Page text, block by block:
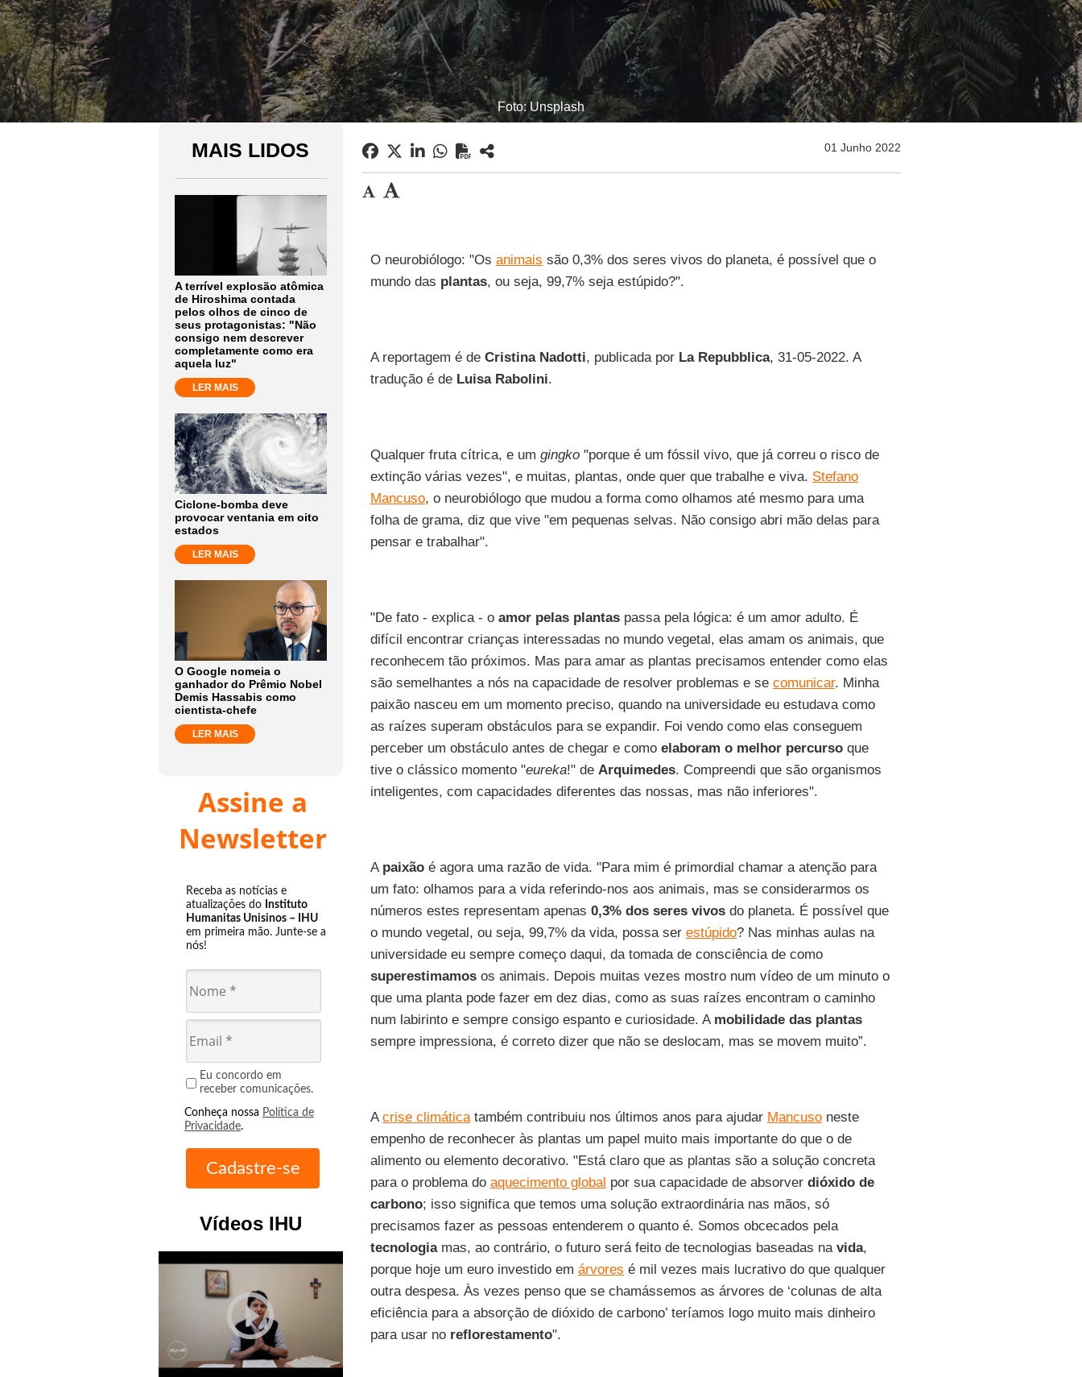
Foto: Unsplash
MAIS LIDOS
A terrível explosão atômica
de Hiroshima contada
pelos olhos de cinco de
seus protagonistas: "Não
consigo nem descrever
completamente como era
aquela luz"
LER MAIS
Ciclone-bomba deve
provocar ventania em oito
estados
LER MAIS
O Google nomeia o
ganhador do Prêmio Nobel
Demis Hassabis como
cientista-chefe
LER MAIS
Assine a
Newsletter
Receba as notícias e
atualizações do Instituto
Humanitas Unisinos – IHU
em primeira mão. Junte-se a
nós!
Eu concordo em
receber comunicações.
Conheça nossa Política de
Privacidade.
Vídeos IHU
play_circle_outline
01 Junho 2022
O neurobiólogo: "Os animais são 0,3% dos seres vivos do planeta, é possível que o
mundo das plantas, ou seja, 99,7% seja estúpido?".
A reportagem é de Cristina Nadotti, publicada por La Repubblica, 31-05-2022. A
tradução é de Luisa Rabolini.
Qualquer fruta cítrica, e um gingko"porque é um fóssil vivo, que já correu o risco de
extinção várias vezes", e muitas, plantas, onde quer que trabalhe e viva. Stefano
Mancuso, o neurobiólogo que mudou a forma como olhamos até mesmo para uma
folha de grama, diz que vive "em pequenas selvas. Não consigo abri mão delas para
pensar e trabalhar".
"De fato - explica - o amor pelas plantaspassa pela lógica: é um amor adulto. É
difícil encontrar crianças interessadas no mundo vegetal, elas amam os animais, que
reconhecem tão próximos. Mas para amar as plantas precisamos entender como elas
são semelhantes a nós na capacidade de resolver problemas e se comunicar. Minha
paixão nasceu em um momento preciso, quando na universidade eu estudava como
as raízes superam obstáculos para se expandir. Foi vendo como elas conseguem
perceber um obstáculo antes de chegar e como elaboram o melhor percursoque
tive o clássico momento "eureka!" de Arquimedes. Compreendi que são organismos
inteligentes, com capacidades diferentes das nossas, mas não inferiores".
A paixãoé agora uma razão de vida. "Para mim é primordial chamar a atenção para
um fato: olhamos para a vida referindo-nos aos animais, mas se considerarmos os
números estes representam apenas 0,3% dos seres vivosdo planeta. É possível que
o mundo vegetal, ou seja, 99,7% da vida, possa ser estúpido? Nas minhas aulas na
universidade eu sempre começo daqui, da tomada de consciência de como
superestimamosos animais. Depois muitas vezes mostro num vídeo de um minuto o
que uma planta pode fazer em dez dias, como as suas raízes encontram o caminho
num labirinto e sempre consigo espanto e curiosidade. A mobilidade das plantas
sempre impressiona, é correto dizer que não se deslocam, mas se movem muito”.
Acrise climáticatambém contribuiu nos últimos anos para ajudar Mancusoneste
empenho de reconhecer às plantas um papel muito mais importante do que o de
alimento ou elemento decorativo. "Está claro que as plantas são a solução concreta
para o problema do aquecimento global por sua capacidade de absorver dióxido de
carbono; isso significa que temos uma solução extraordinária nas mãos, só
precisamos fazer as pessoas entenderem o quanto é. Somos obcecados pela
tecnologiamas, ao contrário, o futuro será feito de tecnologias baseadas na vida,
porque hoje um euro investido em árvores é mil vezes mais lucrativo do que qualquer
outra despesa. Às vezes penso que se chamássemos as árvores de ‘colunas de alta
eficiência para a absorção de dióxido de carbono’ teríamos logo muito mais dinheiro
para usar no reflorestamento".